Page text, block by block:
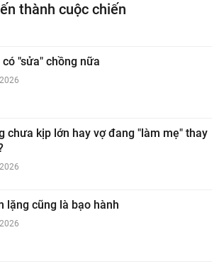
thành cuộc chiến
"sửa" chồng nữa
chưa kịp lớn hay vợ đang "làm mẹ" thay
lặng cũng là bạo hành